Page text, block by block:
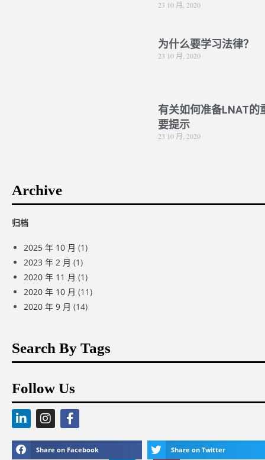
23 10 月, 2020
为什么要学习法律？
23 10 月, 2020
有关如何准备LNAT的
要提示
23 10 月, 2020
Archive
归档
2025 年 10 月 (1)
2023 年 2 月 (1)
2020 年 11 月 (1)
2020 年 10 月 (11)
2020 年 9 月 (14)
Search By Tags
Follow Us
Share on Facebook Share on Twitter